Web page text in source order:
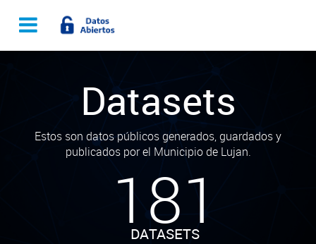
Datasets
Estos son datos públicos generados, guardados y
publicados por el Municipio de Lujan.
181
DATASETS